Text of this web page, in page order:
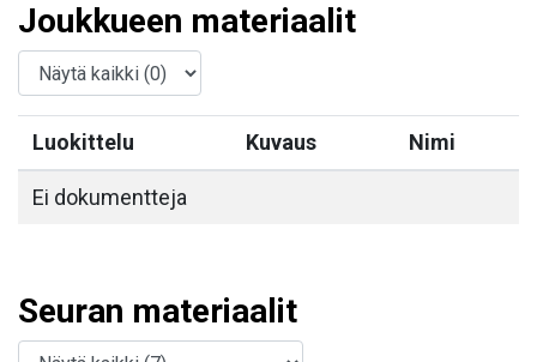
Joukkueen materiaalit
Luokittelu Kuvaus Nimi
Ei dokumentteja
Seuran materiaalit